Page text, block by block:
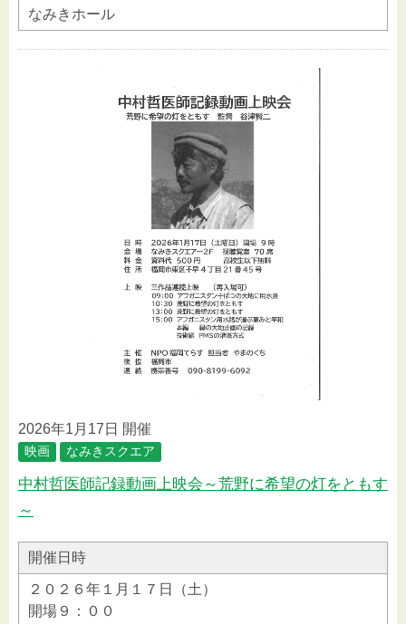
なみきホール
2026年1月17日 開催
映画 なみきスクエア
中村哲医師記録動画上映会～荒野に希望の灯をともす
～
開催日時
２０２６年１月１７日（土）
開場９：００